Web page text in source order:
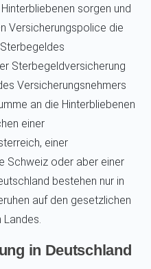
sorgen und
Versicherungspolice die
Sterbegeldversicherung
Versicherungsnehmers
an die Hinterbliebenen
einer
einer
Schweiz oder aber einer
bestehen nur in
auf den gesetzlichen
Landes.
in Deutschland